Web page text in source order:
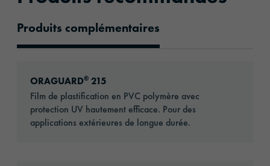
Produits complémentaires
ORAGUARD® 215
Film de plastification en PVC polymère avec
protection UV hautement efficace. Pour des
applications extérieures de longue durée.